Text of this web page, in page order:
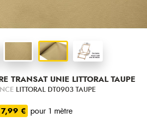
TRANSAT UNIE LITTORAL TAUPE
LITTORAL DT0903 TAUPE
7,99 € pour 1 mètre